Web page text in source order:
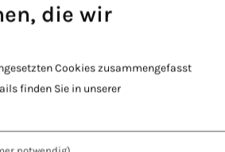
Natural Health Coach –
die wir
Cookies zusammengefasst
finden Sie in unserer